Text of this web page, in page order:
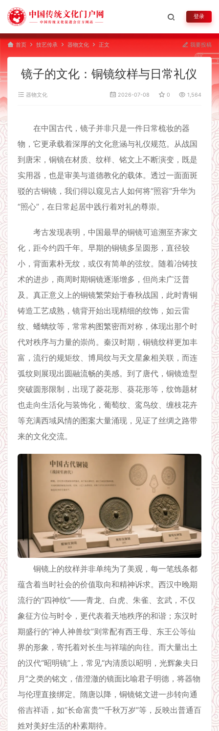
登录
首页 技艺传承 器物文化 正文 我要投稿
镜子的文化：铜镜纹样与日常礼仪
器物文化 2026-07-08 0 1,564
在中国古代，镜子并非只是一件日常梳妆的器
物，它更承载着深厚的文化意涵与礼仪规范。从战国
到唐宋，铜镜在材质、纹样、铭文上不断演变，既是
实用器，也是审美与道德教化的载体。透过一面面斑
驳的古铜镜，我们得以窥见古人如何将“照容”升华为
“照心”，在日常起居中践行着对礼的尊崇。
考古发现表明，中国最早的铜镜可追溯至齐家文
化，距今约四千年。早期的铜镜多呈圆形，直径较
小，背面素朴无纹，或仅有简单的弦纹。随着冶铸技
术的进步，商周时期铜镜逐渐增多，但尚未广泛普
及。真正意义上的铜镜繁荣始于春秋战国，此时青铜
铸造工艺成熟，镜背开始出现精细的纹饰，如云雷
纹、蟠螭纹等，常常构图繁密而对称，体现出那个时
代对秩序与力量的崇尚。秦汉时期，铜镜纹样更加丰
富，流行的规矩纹、博局纹与天文星象相关联，而连
弧纹则展现出圆融流畅的美感。到了唐代，铜镜造型
突破圆形限制，出现了菱花形、葵花形等，纹饰题材
也走向生活化与装饰化，葡萄纹、鸾鸟纹、缠枝花卉
等充满西域风情的图案大量涌现，见证了丝绸之路带
来的文化交流。
铜镜上的纹样并非单纯为了美观，每一笔线条都
蕴含着当时社会的价值取向和精神诉求。西汉中晚期
流行的“四神纹”——青龙、白虎、朱雀、玄武，不仅
象征方位与时令，更代表着天地秩序的和谐；东汉时
期盛行的“神人神兽纹”则常配有西王母、东王公等仙
界的形象，寄托着对长生与祥瑞的向往。而大量出土
的汉代“昭明镜”上，常见“内清质以昭明，光辉象夫日
月”之类的铭文，借澄澈的镜面比喻君子明德，将器物
与伦理直接绑定。隋唐以降，铜镜铭文进一步转向通
俗吉祥语，如“长命富贵”“千秋万岁”等，反映出普通百
姓对美好生活的朴素期待。